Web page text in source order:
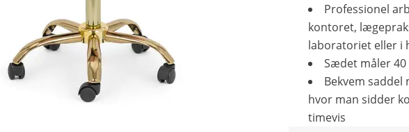
Professionel
kontoret,
laboratoriet eller i
Sædet måler 40
Bekvem
hvor man sidder
timevis